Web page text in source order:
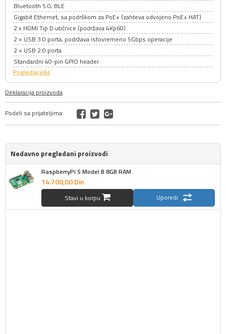
Bluetooth 5.0, BLE
Gigabit Ethernet, sa podrškom za PoE+ (zahteva odvojeno PoE+ HAT)
2 x HDMI Tip D utičnice (podržava 4Kp60)
2 × USB 3.0 porta, podržava istovremeno 5Gbps operacije
2 × USB 2.0 porta
Standardni 40-pin GPIO header
Pogledaj više
Deklaracija proizvoda
Podeli sa prijateljima:
Nedavno pregledani proizvodi
RaspberryPi 5 Model B 8GB RAM
14.700,00Din
Stavi u korpu Uporedi